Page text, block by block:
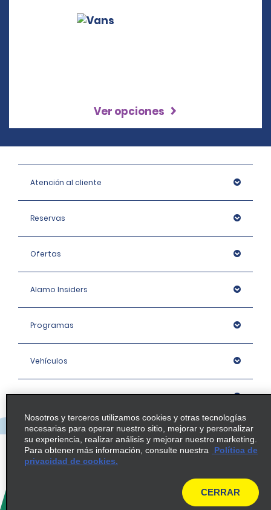
Ver opciones
Atención al cliente
Reservas
Ofertas
Alamo Insiders
Programas
Vehículos
Oficinas
Empresa
Política / Mapa del sitio
Nosotros y terceros utilizamos cookies y otras tecnologías
necesarias para operar nuestro sitio, mejorar y personalizar
su experiencia, realizar análisis y mejorar nuestro marketing.
Para obtener más información, consulte nuestra
Política de
privacidad de cookies.
CERRAR